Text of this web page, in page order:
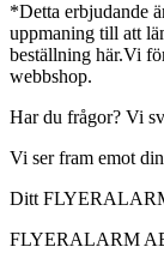
*Detta erbjudande
uppmaning till att
beställning här.Vi
webbshop.
Har du frågor? Vi
Vi ser fram emot
Ditt
FLYERALARM